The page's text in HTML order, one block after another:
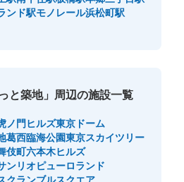
ッカーの位置を見る
ンド駅モノレール浜松町駅
と築地」周辺の施設一覧
ノ門ヒルズ東京ドーム
葛西臨海公園東京スカイツリー
伎町六本木ヒルズ
ンリオピューロランド
クランブルスクエア